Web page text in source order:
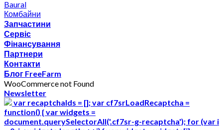
Baural
Комбайни
Запчастини
Сервіс
Фінансування
Партнери
Контакти
Блог FreeFarm
WooCommerce not Found
Newsletter
var recaptchaIds = []; var cf7srLoadRecaptcha =
function() { var widgets =
document.querySelectorAll('.cf7sr-g-recaptcha'); for (var i